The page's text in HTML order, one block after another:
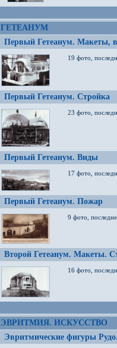
ГЕТЕАНУМ
Первый Гетеанум. Макеты,
19 фото,
Первый Гетеанум. Стройка
23 фото,
Первый Гетеанум. Виды
17 фото,
Первый Гетеанум. Пожар
9 фото,
Второй Гетеанум. Макеты.
16 фото,
ЭВРИТМИЯ. ИСКУССТВО
Эвритмические фигуры